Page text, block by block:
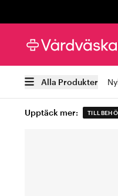
Alla Produkter
Upptäck mer: